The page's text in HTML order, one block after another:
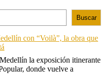
Buscar
con “Voilà”, la obra que
la exposición itinerante
donde vuelve a